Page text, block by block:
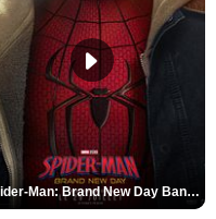
Spider-Man: Brand New Day Bande-annonce VO STFR